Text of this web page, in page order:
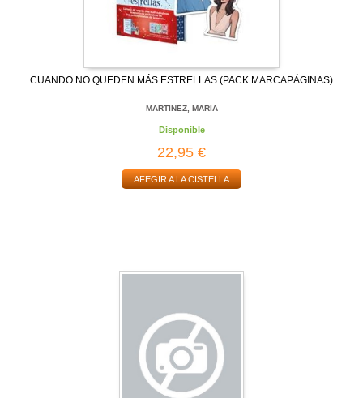
CUANDO NO QUEDEN MÁS ESTRELLAS (PACK MARCAPÁGINAS)
MARTINEZ, MARIA
Disponible
22,95 €
AFEGIR A LA CISTELLA